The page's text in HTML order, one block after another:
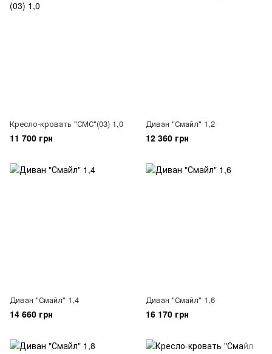
Кресло-кровать "СМС"(03) 1,0
11 700 грн
Диван "Смайл" 1,2
12 360 грн
Диван "Смайл" 1,4
14 660 грн
Диван "Смайл" 1,6
16 170 грн